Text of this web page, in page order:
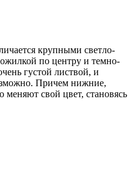
крупными светло-
по центру и темно-
густой листвой, и
Причем нижние,
меняют свой цвет, становясь